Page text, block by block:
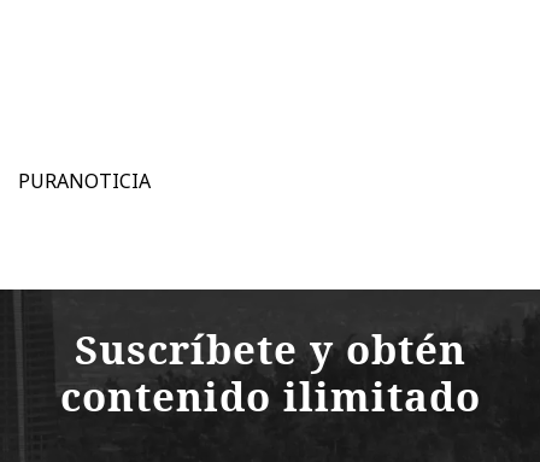
PURANOTICIA